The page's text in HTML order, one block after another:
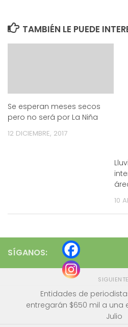
TAMBIÉN LE PUEDE
Se esperan meses secos
pero no será por La Niña
12 DICIEMBRE, 2017
10
SÍGANOS:
SIGUIENTE
Entidades de
entregarán $650 mil a una
Julio